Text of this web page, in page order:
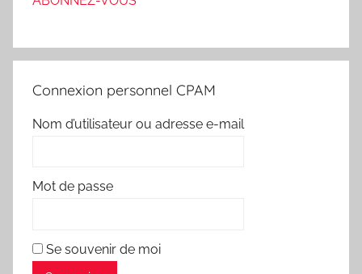
Connexion personnel CPAM
Nom d’utilisateur ou adresse e-mail
Mot de passe
Se souvenir de moi